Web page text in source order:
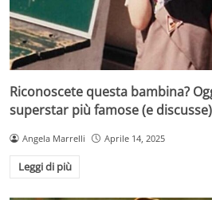
Riconoscete questa bambina?
superstar più famose (e
Angela Marrelli Aprile 14, 2025
Leggi di più